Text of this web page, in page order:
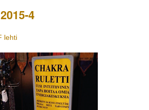
4
lehti